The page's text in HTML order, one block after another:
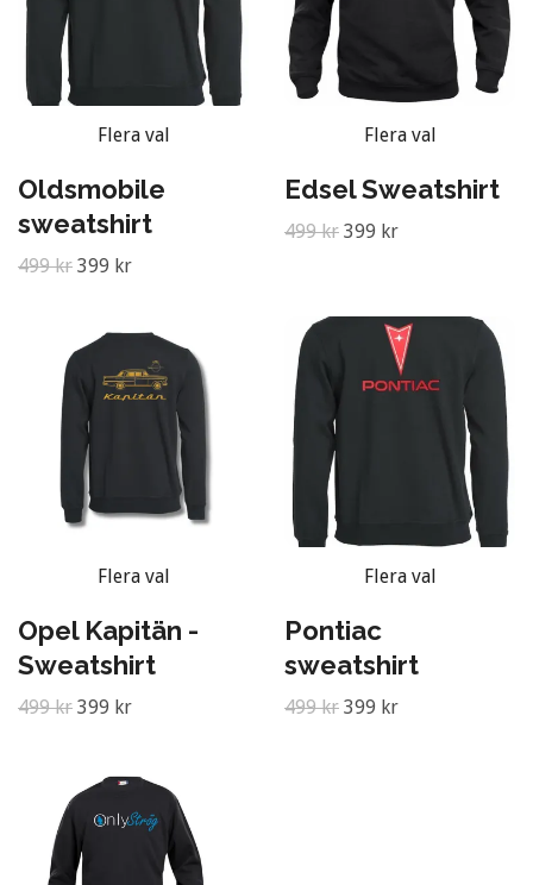
Flera val
Oldsmobile
sweatshirt
499 kr 399 kr
Flera val
Edsel Sweatshirt
499 kr 399 kr
Flera val
Opel Kapitän -
Sweatshirt
499 kr 399 kr
Flera val
Pontiac
sweatshirt
499 kr 399 kr